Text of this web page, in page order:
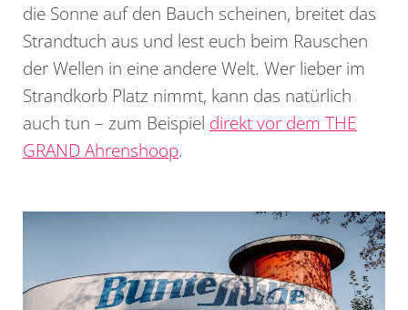
die Sonne auf den Bauch scheinen, breitet das
Strandtuch aus und lest euch beim Rauschen
der Wellen in eine andere Welt. Wer lieber im
Strandkorb Platz nimmt, kann das natürlich
auch tun – zum Beispiel direkt vor dem THE
GRAND Ahrenshoop.